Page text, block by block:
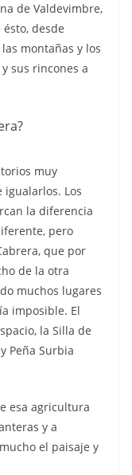
de Valdevimbre,
desde
montañas y los
sus rincones a
muy
Los
la diferencia
pero
que por
de la otra
muchos lugares
imposible. El
la Silla de
Peña Surbia
esa agricultura
y a
el paisaje y